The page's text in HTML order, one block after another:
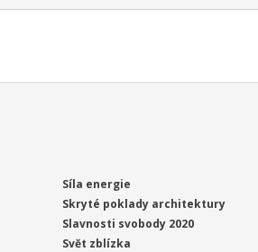
Síla energie
Skryté poklady architektury
Slavnosti svobody 2020
Svět zblízka